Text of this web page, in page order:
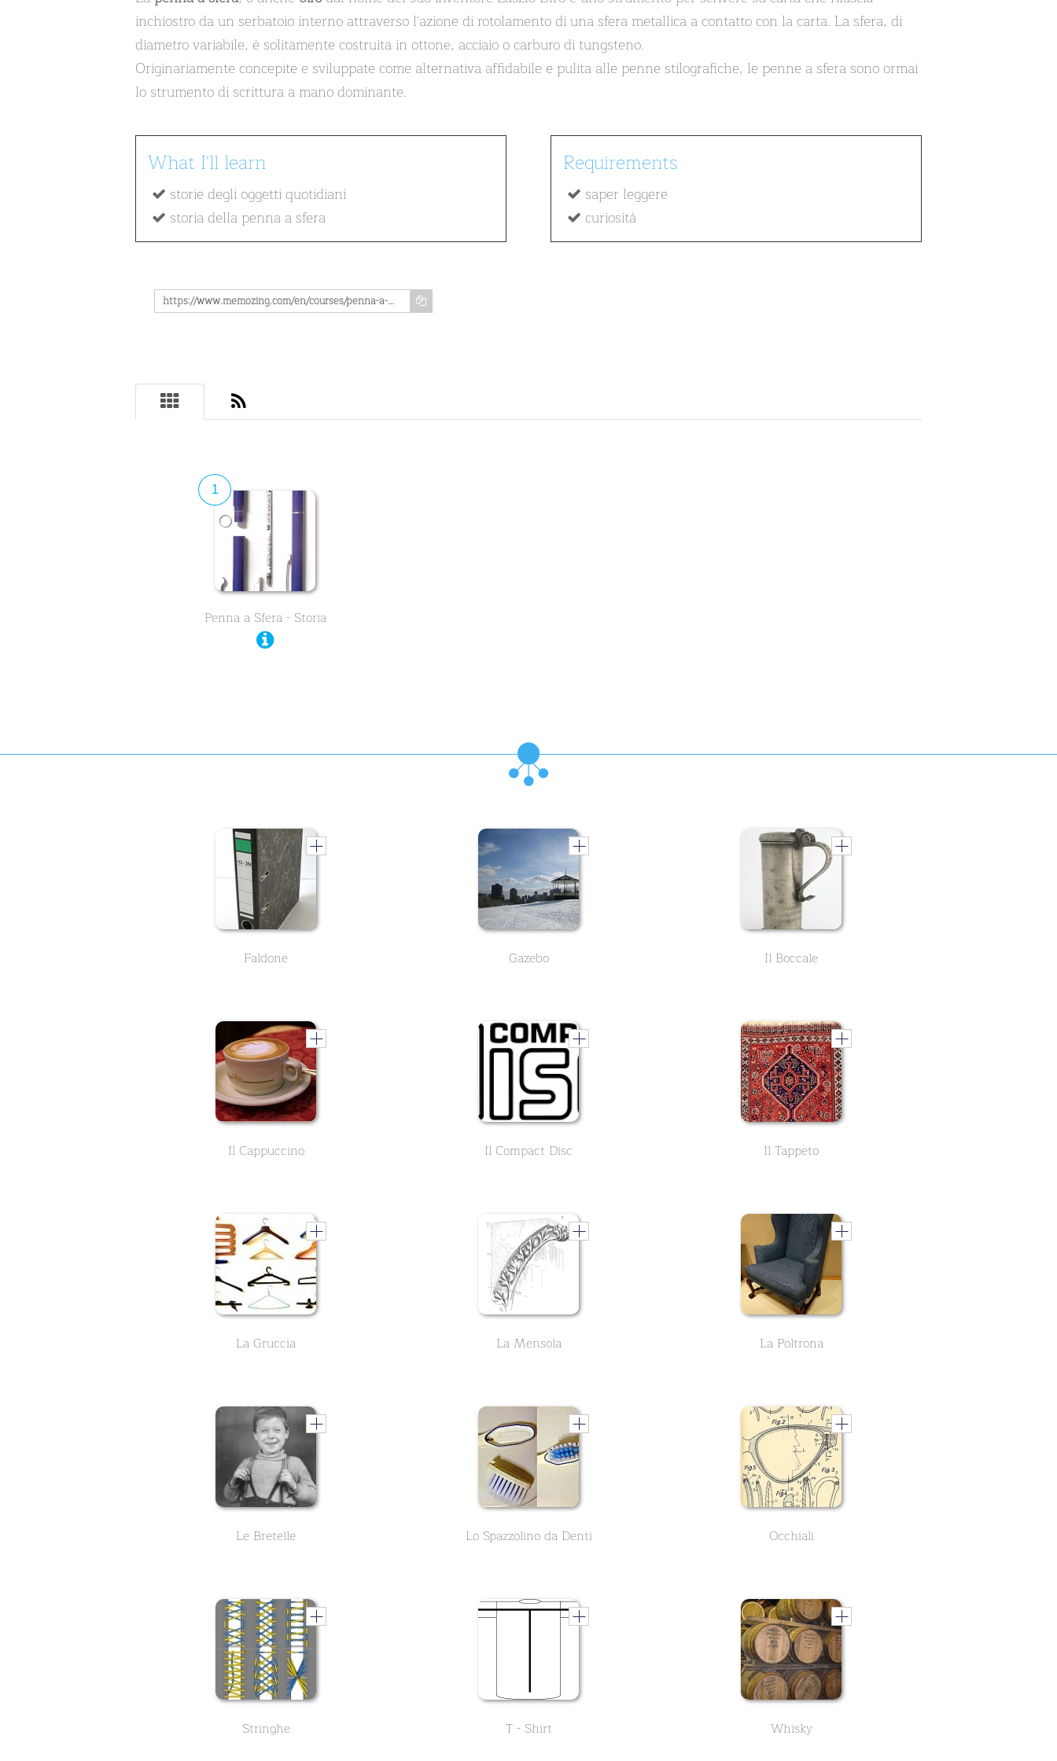
inchiostro da un serbatoio interno attraverso l'azione di rotolamento di una sfera metallica a contatto con la carta. La sfera, di
diametro variabile, è solitamente costruita in ottone, acciaio o carburo di tungsteno.
Originariamente concepite e sviluppate come alternativa affidabile e pulita alle penne stilografiche, le penne a sfera sono ormai
lo strumento di scrittura a mano dominante.
What I'll learn
storie degli oggetti quotidiani
storia della penna a sfera
Requirements
saper leggere
curiosità
https://www.memozing.com/en/courses/penna-a-sfera-a449994f8bb62c525a35f9
1
Penna a Sfera - Storia
Faldone Gazebo Il Boccale
Il Cappuccino Il Compact Disc Il Tappeto
La Gruccia La Mensola La Poltrona
Le Bretelle Lo Spazzolino da Denti Occhiali
Stringhe T - Shirt Whisky